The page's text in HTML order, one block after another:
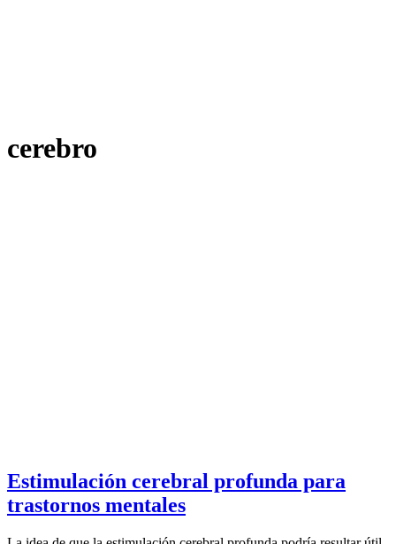
cerebro
Estimulación cerebral profunda para
trastornos mentales